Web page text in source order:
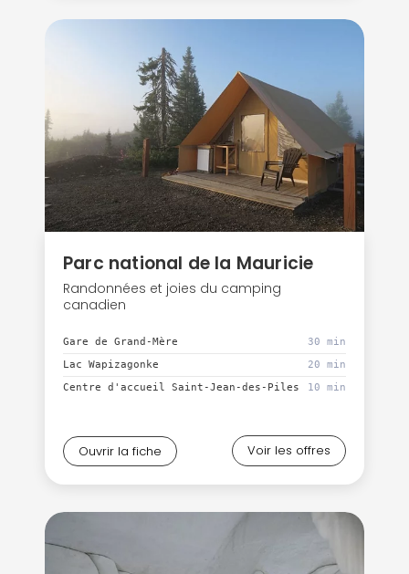
Parc national de la Mauricie
Randonnées et joies du camping
canadien
Gare de Grand-Mère
30 min
Lac Wapizagonke
20 min
Centre d'accueil Saint-Jean-des-Piles
10 min
Ouvrir la fiche Voir les offres